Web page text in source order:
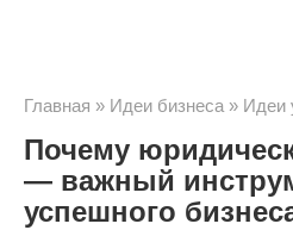
Главная » Идеи бизнеса » Идеи
Почему
— важный
успешного